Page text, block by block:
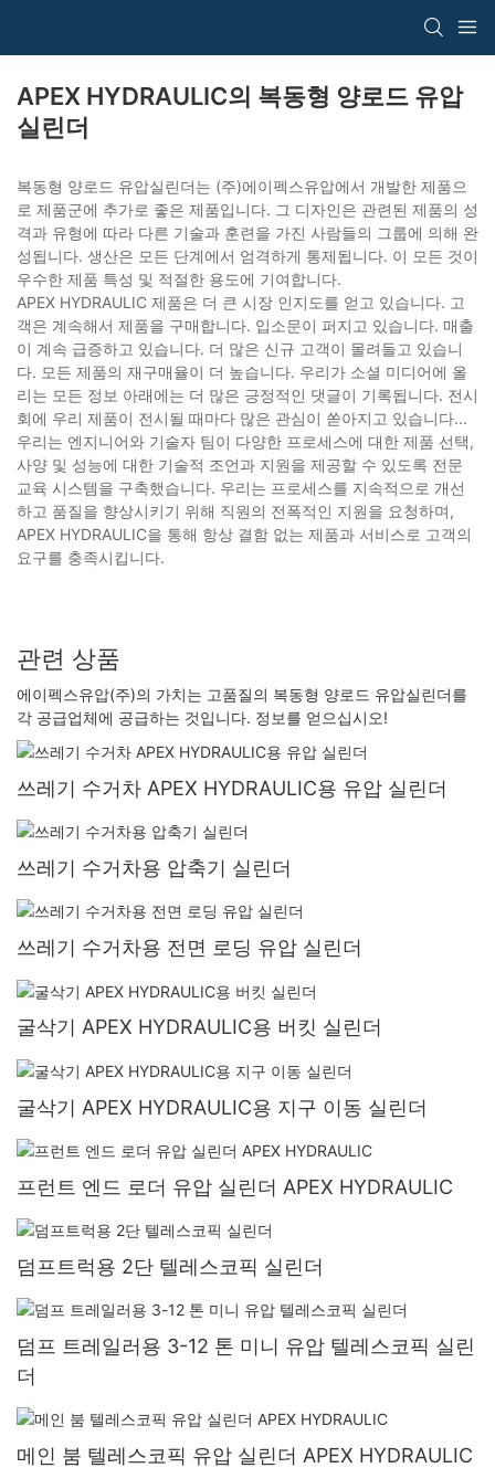
APEX HYDRAULIC의 복동형 양로드 유압
실린더
복동형 양로드 유압실린더는 (주)에이펙스유압에서 개발한 제품으
로 제품군에 추가로 좋은 제품입니다. 그 디자인은 관련된 제품의 성
격과 유형에 따라 다른 기술과 훈련을 가진 사람들의 그룹에 의해 완
성됩니다. 생산은 모든 단계에서 엄격하게 통제됩니다. 이 모든 것이
우수한 제품 특성 및 적절한 용도에 기여합니다.
APEX HYDRAULIC 제품은 더 큰 시장 인지도를 얻고 있습니다. 고
객은 계속해서 제품을 구매합니다. 입소문이 퍼지고 있습니다. 매출
이 계속 급증하고 있습니다. 더 많은 신규 고객이 몰려들고 있습니
다. 모든 제품의 재구매율이 더 높습니다. 우리가 소셜 미디어에 올
리는 모든 정보 아래에는 더 많은 긍정적인 댓글이 기록됩니다. 전시
회에 우리 제품이 전시될 때마다 많은 관심이 쏟아지고 있습니다...
우리는 엔지니어와 기술자 팀이 다양한 프로세스에 대한 제품 선택,
사양 및 성능에 대한 기술적 조언과 지원을 제공할 수 있도록 전문
교육 시스템을 구축했습니다. 우리는 프로세스를 지속적으로 개선
하고 품질을 향상시키기 위해 직원의 전폭적인 지원을 요청하며,
APEX HYDRAULIC을 통해 항상 결함 없는 제품과 서비스로 고객의
요구를 충족시킵니다.
관련 상품
에이펙스유압(주)의 가치는 고품질의 복동형 양로드 유압실린더를
각 공급업체에 공급하는 것입니다. 정보를 얻으십시오!
쓰레기 수거차 APEX HYDRAULIC용 유압 실린더
쓰레기 수거차용 압축기 실린더
쓰레기 수거차용 전면 로딩 유압 실린더
굴삭기 APEX HYDRAULIC용 버킷 실린더
굴삭기 APEX HYDRAULIC용 지구 이동 실린더
프런트 엔드 로더 유압 실린더 APEX HYDRAULIC
덤프트럭용 2단 텔레스코픽 실린더
덤프 트레일러용 3-12 톤 미니 유압 텔레스코픽 실린
더
메인 붐 텔레스코픽 유압 실린더 APEX HYDRAULIC